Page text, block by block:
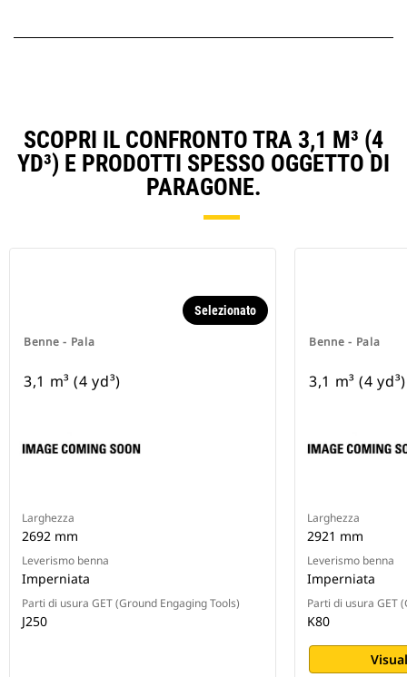
SCOPRI IL CONFRONTO TRA 3,1 M³ (4
YD³) E PRODOTTI SPESSO OGGETTO DI
PARAGONE.
Benne - Pala
Selezionato
3,1 m³ (4 yd³)
Larghezza
2692 mm
Leverismo benna
Imperniata
Parti di usura GET (Ground Engaging Tools)
J250
Benne - Pala
3,1 m³ (4 yd³)
Larghezza
2921 mm
Leverismo benna
Imperniata
Parti di usura GET
K80